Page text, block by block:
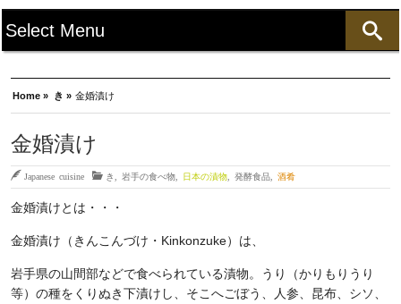
Home » き » 金婚漬け
金婚漬け
Japanese cuisine き 岩手の食べ物 日本の漬物 発酵食品 酒肴
金婚漬けとは・・・
金婚漬け（きんこんづけ・Kinkonzuke）は、
岩手県の山間部などで食べられている漬物。うり（かりもりうり
等）の種をくりぬき下漬けし、そこへごぼう、人参、昆布、シソ、